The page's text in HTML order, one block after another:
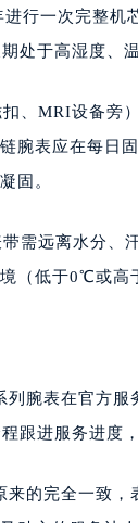
行一次完整机
处于高湿度、
、MRI设备旁
腕表应在每日
固。
需远离水分、
（低于0℃或高
腕表在官方
跟进服务进度
的完全一致